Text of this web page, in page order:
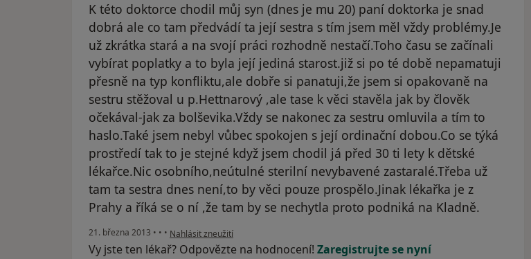
K této doktorce chodil můj syn (dnes je mu 20) paní doktorka je snad
dobrá ale co tam předvádí ta její sestra s tím jsem měl vždy problémy.Je
už zkrátka stará a na svojí práci rozhodně nestačí.Toho času se začínali
vybírat poplatky a to byla její jediná starost.již si po té době nepamatuji
přesně na typ konfliktu,ale dobře si panatuji,že jsem si opakovaně na
sestru stěžoval u p.Hettnarový ,ale tase k věci stavěla jak by člověk
očekával-jak za bolševika.Vždy se nakonec za sestru omluvila a tím to
haslo.Také jsem nebyl vůbec spokojen s její ordinační dobou.Co se týká
prostředí tak to je stejné když jsem chodil já před 30 ti lety k dětské
lékařce.Nic osobního,neútulné sterilní nevybavené zastaralé.Třeba už
tam ta sestra dnes není,to by věci pouze prospělo.Jinak lékařka je z
Prahy a říká se o ní ,že tam by se nechytla proto podniká na Kladně.
21. března 2013 • • • podle názoru uživatele Váš účet byl odstraněn
Nahlásit zneužití
Vy jste ten lékař? Odpovězte na hodnocení! Zaregistrujte se nyní